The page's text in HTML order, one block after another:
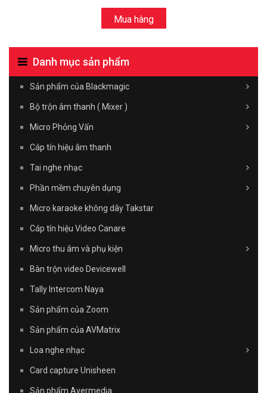
Mua hàng
Danh mục sản phẩm
Sản phẩm của Blackmagic
Bộ trộn âm thanh ( Mixer )
Micro Phỏng Vấn
Cáp tín hiệu âm thanh
Tai nghe nhạc
Phần mềm chuyên dụng
Micro karaoke không dây Takstar
Cáp tín hiệu Video Canare
Micro thu âm và phụ kiện
Bàn trộn video Devicewell
Tally Intercom Naya
Sản phẩm của Zoom
Sản phẩm của AVMatrix
Loa nghe nhạc
Card capture Unisheen
Sản phẩm Avermedia